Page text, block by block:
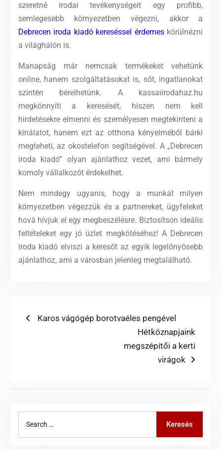
szeretné irodai tevékenységeit egy profibb,
semlegesebb környezetben végezni, akkor a
Debrecen iroda kiadó kereséssel érdemeskörülnézni
a világhálón is.
Manapság már nemcsak termékeket vehetünk
online, hanem szolgáltatásokat is, sőt, ingatlanokat
szintén bérelhetünk. A kassaiirodahaz.hu
megkönnyíti a keresését, hiszen nem kell
hirdetésekre elmenni és személyesen megtekinteni a
kínálatot, hanem ezt az otthona kényelméből bárki
megteheti, az okostelefon segítségével. A „Debrecen
iroda kiadó” olyan ajánlathoz vezet, ami bármely
komoly vállalkozót érdekelhet.
Nem mindegy ugyanis, hogy a munkát milyen
környezetben végezzük és a partnereket, ügyfeleket
hová hívjuk el egy megbeszélésre. Biztosítson ideális
feltételeket egy jó üzlet megkötéséhez! A Debrecen
iroda kiadó elviszi a keresőt az egyik legelőnyösebb
ajánlathoz, ami a városban jelenleg megtalálható.
Bejegyzés
Previous
Karos vágógép borotvaéles pengével
Next
post:
Hétköznapjaink
megszépítői a kerti
virágok
Keresés